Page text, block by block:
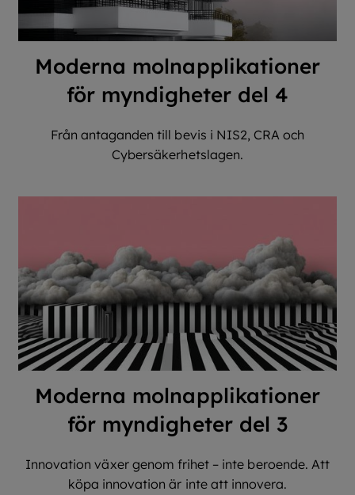
Moderna molnapplikationer
för myndigheter del 4
Från antaganden till bevis i NIS2, CRA och
Cybersäkerhetslagen.
Moderna molnapplikationer
för myndigheter del 3
Innovation växer genom frihet – inte beroende. Att
köpa innovation är inte att innovera.